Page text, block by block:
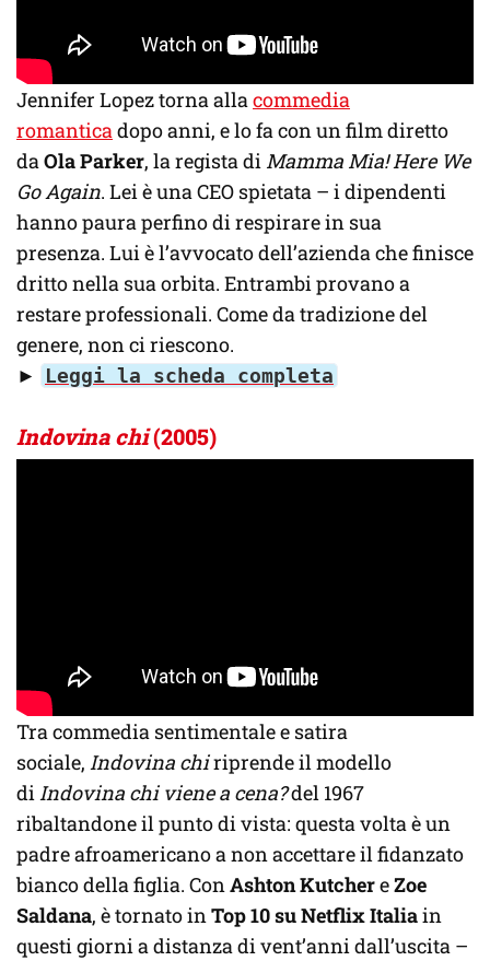
Jennifer Lopez torna allacommedia
romanticadopo anni, e lo fa con un film diretto
daOla Parker, la regista di Mamma Mia! Here We
Go Again. Lei è una CEO spietata – i dipendenti
hanno paura perfino di respirare in sua
presenza. Lui è l’avvocato dell’azienda che finisce
dritto nella sua orbita. Entrambi provano a
restare professionali. Come da tradizione del
genere, non ci riescono.
►
Leggi la scheda completa
Indovina chi(2005)
Tra commedia sentimentale e satira
sociale, Indovina chiriprende il modello
diIndovina chi viene a cena?del 1967
ribaltandone il punto di vista: questa volta è un
padre afroamericano a non accettare il fidanzato
bianco della figlia. ConAshton KutchereZoe
Saldana, è tornato inTop 10 su Netflix Italiain
questi giorni a distanza di vent’anni dall’uscita –